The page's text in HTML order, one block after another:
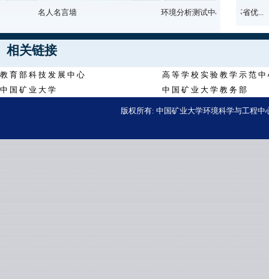
名人名言墙 环境分析测试中心
高波同学荣获2011年江苏省优...
相关链接
教 育 部 科 技 发 展 中 心
高 等 学 校 实 验 教 学 示 范 中
中 国 矿 业 大 学
中 国 矿 业 大 学 教 务 部
版权所有: 中国矿业大学环境科学与工程中